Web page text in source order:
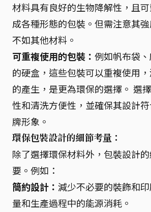
材料具有良好的生物降解性，且
成各種形態的包裝。但需注意其
不如其他材料。
可重複使用的包裝： 例如帆布袋
的硬盒，這些包裝可以重複使用
的產生，是更為環保的選擇。 選
性和清洗方便性，並確保其設計
牌形象。
環保包裝設計的細節考量：
除了選擇環保材料外，包裝設計
要。例如：
簡約設計： 減少不必要的裝飾和
量和生產過程中的能源消耗。